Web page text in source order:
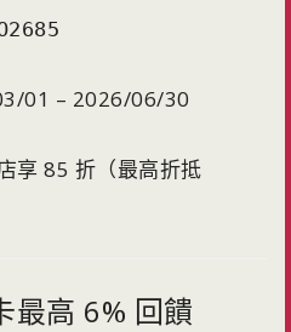
01 – 2026/06/30
享 85 折（最高折抵
最高 6% 回饋